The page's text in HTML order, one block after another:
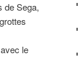
de Sega,
le